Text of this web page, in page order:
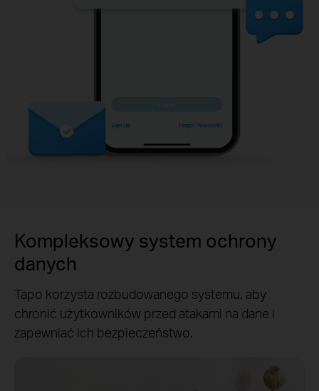
Kompleksowy system ochrony
danych
Tapo korzysta rozbudowanego systemu, aby
chronić użytkowników przed atakami na dane i
zapewniać ich bezpieczeństwo.